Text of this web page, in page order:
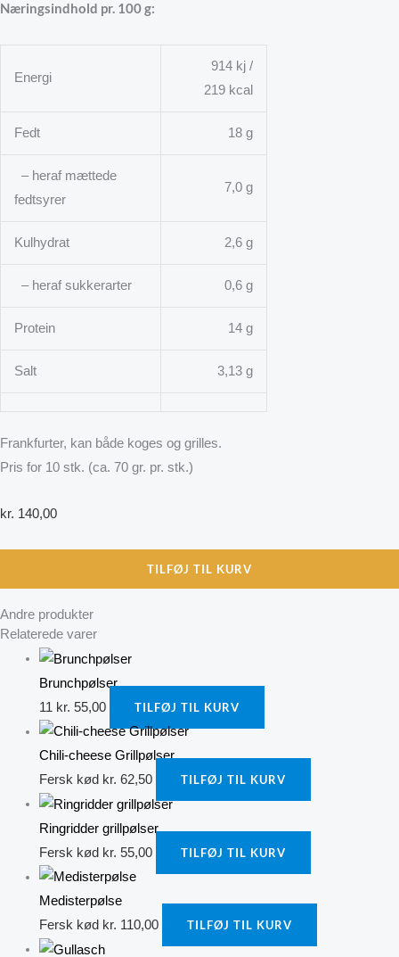
Næringsindhold pr. 100 g:
Energi
914 kj /
219 kcal
Fedt 18 g
– heraf mættede
fedtsyrer
7,0 g
Kulhydrat 2,6 g
– heraf sukkerarter 0,6 g
Protein 14 g
Salt 3,13 g
Frankfurter, kan både koges og grilles.
Pris for 10 stk. (ca. 70 gr. pr. stk.)
kr. 140,00
TILFØJ TIL KURV
Andre produkter
Relaterede varer
Brunchpølser
11 kr. 55,00 TILFØJ TIL KURV
Chili-cheese Grillpølser
Fersk kød kr. 62,50 TILFØJ TIL KURV
Ringridder grillpølser
Fersk kød kr. 55,00 TILFØJ TIL KURV
Medisterpølse
Fersk kød kr. 110,00 TILFØJ TIL KURV